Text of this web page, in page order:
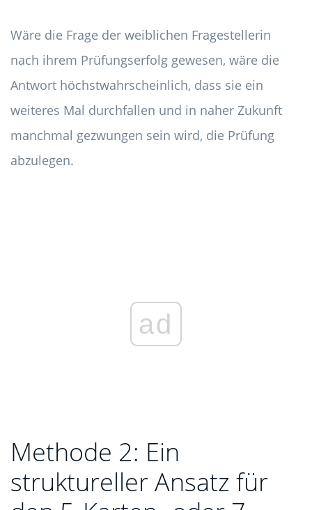
Wäre die Frage der weiblichen Fragestellerin
nach ihrem Prüfungserfolg gewesen, wäre die
Antwort höchstwahrscheinlich, dass sie ein
weiteres Mal durchfallen und in naher Zukunft
manchmal gezwungen sein wird, die Prüfung
abzulegen.
ad
Methode 2: Ein
struktureller Ansatz für